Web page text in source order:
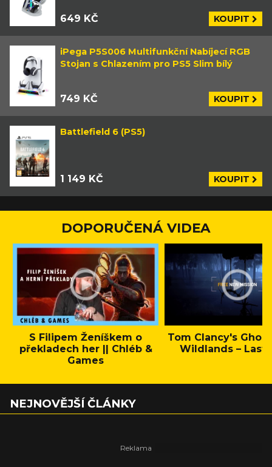
649 KČ KOUPIT
iPega P5S006 Multifunkční Nabíjecí RGB
Stojan s Chlazením pro PS5 Slim bílý
749 KČ KOUPIT
Battlefield 6 (PS5)
1 149 KČ KOUPIT
DOPORUČENÁ VIDEA
S Filipem Ženíškem o
překladech her || Chléb &
Games
Tom Clancy's
Wildlands – Last
NEJNOVĚJŠÍ ČLÁNKY